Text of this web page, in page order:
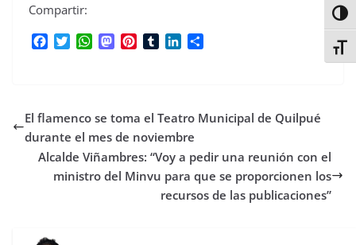
Compartir:
o
o
k
T
e
r
W
A
p
p
M
d
o
n
P
r
e
s
t
T
r
d
I
n
r
i
El flamenco se toma el Teatro Municipal de Quilpué
durante el mes de noviembre
Alcalde Viñambres: “Voy a pedir una reunión con el
ministro del Minvu para que se proporcionen los
recursos de las publicaciones”